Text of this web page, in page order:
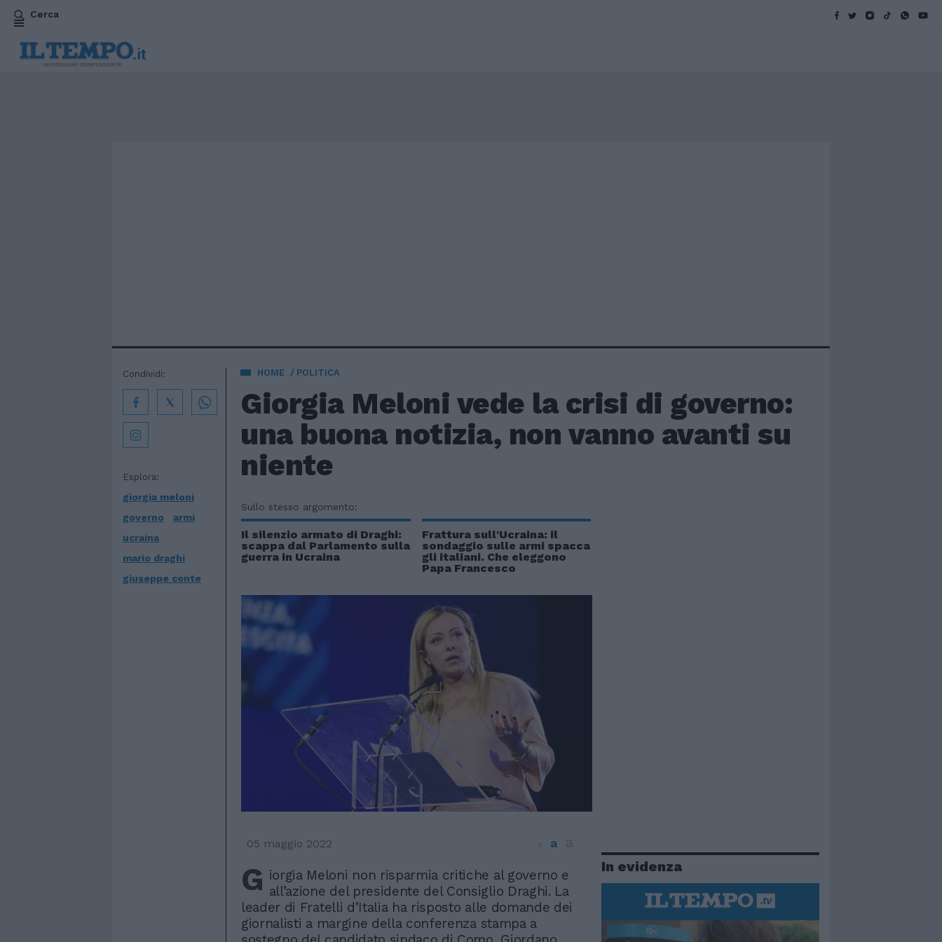
Cerca
HOME POLITICA
Giorgia Meloni vede la crisi di governo:
una buona notizia, non vanno avanti su
niente
Esplora:
giorgia meloni
governo
armi
ucraina
mario draghi
giuseppe conte
Condividi:
Sullo stesso argomento:
Il silenzio armato di Draghi:
scappa dal Parlamento sulla
guerra in Ucraina
Frattura sull'Ucraina: il
sondaggio sulle armi spacca
gli italiani. Che eleggono
Papa Francesco
05 maggio 2022 a
G iorgia Meloni non risparmia critiche al governo e
all’azione del presidente del Consiglio Draghi. La
leader di Fratelli d’Italia ha risposto alle domande dei
giornalisti a margine della conferenza stampa a
In evidenza